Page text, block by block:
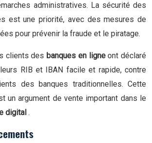
administratives. La sécurité des
est une priorité, avec des mesures de
pour prévenir la fraude et le piratage.
clients des banques en ligneont déclaré
RIB et IBAN facile et rapide, contre
des banques traditionnelles. Cette
un argument de vente important dans le
digital .